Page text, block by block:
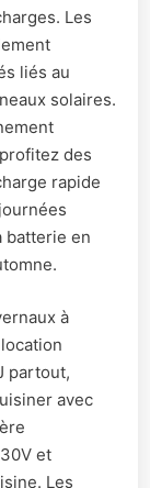
Les
liés au
solaires.
des
rapide
batterie en
à
partout,
avec
et
Les